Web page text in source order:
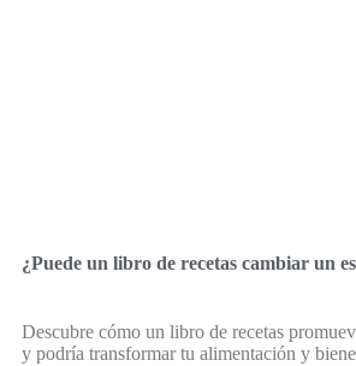
¿Puede un libro de recetas cambiar un
Descubre cómo un libro de recetas
y podría transformar tu alimentación y